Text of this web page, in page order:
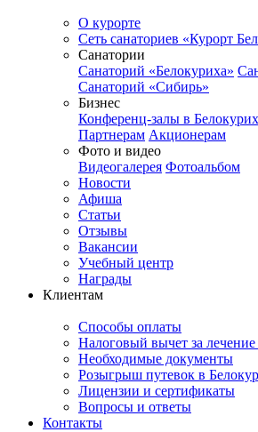
О курорте
Сеть санаториев «Курорт
Санатории
Санаторий «Белокуриха»
Санаторий «Сибирь»
Бизнес
Конференц-залы в
Партнерам Акционерам
Фото и видео
Видеогалерея Фотоальбом
Новости
Афиша
Статьи
Отзывы
Вакансии
Учебный центр
Награды
Клиентам
Способы оплаты
Налоговый вычет за лечение
Необходимые документы
Розыгрыш путевок в
Лицензии и сертификаты
Вопросы и ответы
Контакты